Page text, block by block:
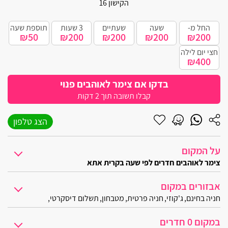
בית עריף
חולון
יבנאל
קרית ים
רגבה
בית דגן
אשרת
הקישון 16
החל מ-
₪200
שעה
₪200
שעתיים
₪200
3 שעות
₪200
תוספת שעה
₪50
חצי יום לילה
₪400
בדקו אם צימר לאוהבים פנוי
קבלו תשובה תוך 2 דקות
הצג טלפון
על המקום
צימר לאוהבים חדרים לפי שעה בקרית אתא
מתחם אירוח מיוחד הממוקם ברחוב שקט וצדדי בקרית אתא, בו ממתינות
כל יחידת אירוח כאן מעניקה חוויית אירוח איכותית, פרטיות מוחלטת,
מיקום ואווירה:
אבזורים במקום
חניה בחינם ג'קוזי חניה פרטית מטבחון תשלום דיסקרטי
במקום 0 חדרים